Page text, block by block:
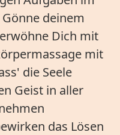
deinem
Dich mit
mit
die Seele
Geist in aller
das Lösen